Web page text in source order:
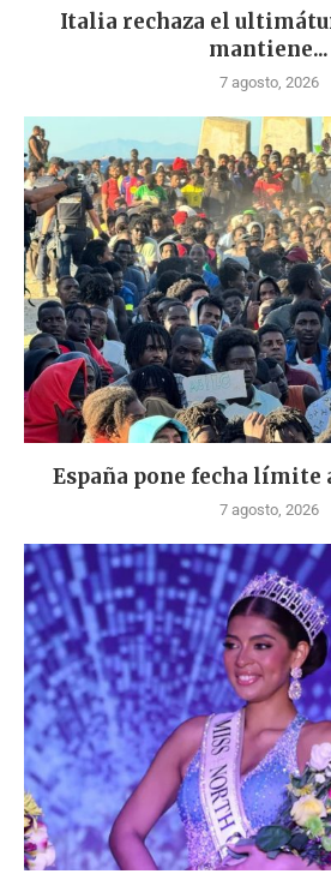
Italia rechaza el
mantiene...
7 agosto, 2026
España pone fecha límite
7 agosto, 2026